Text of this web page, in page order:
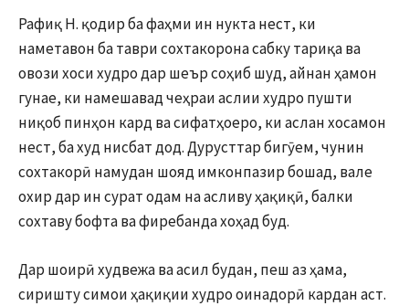
Рафиқ Н. қодир ба фаҳми ин нукта нест, ки
наметавон ба таври сохтакорона сабку тариқа ва
овози хоси худро дар шеър соҳиб шуд, айнан ҳамон
гунае, ки намешавад чеҳраи аслии худро пушти
ниқоб пинҳон кард ва сифатҳоеро, ки аслан хосамон
нест, ба худ нисбат дод. Дурусттар бигӯем, чунин
сохтакорӣ намудан шояд имконпазир бошад, вале
охир дар ин сурат одам на асливу ҳақиқӣ, балки
сохтаву бофта ва фиребанда хоҳад буд.
Дар шоирӣ худвежа ва асил будан, пеш аз ҳама,
сиришту симои ҳақиқии худро оинадорӣ кардан аст.